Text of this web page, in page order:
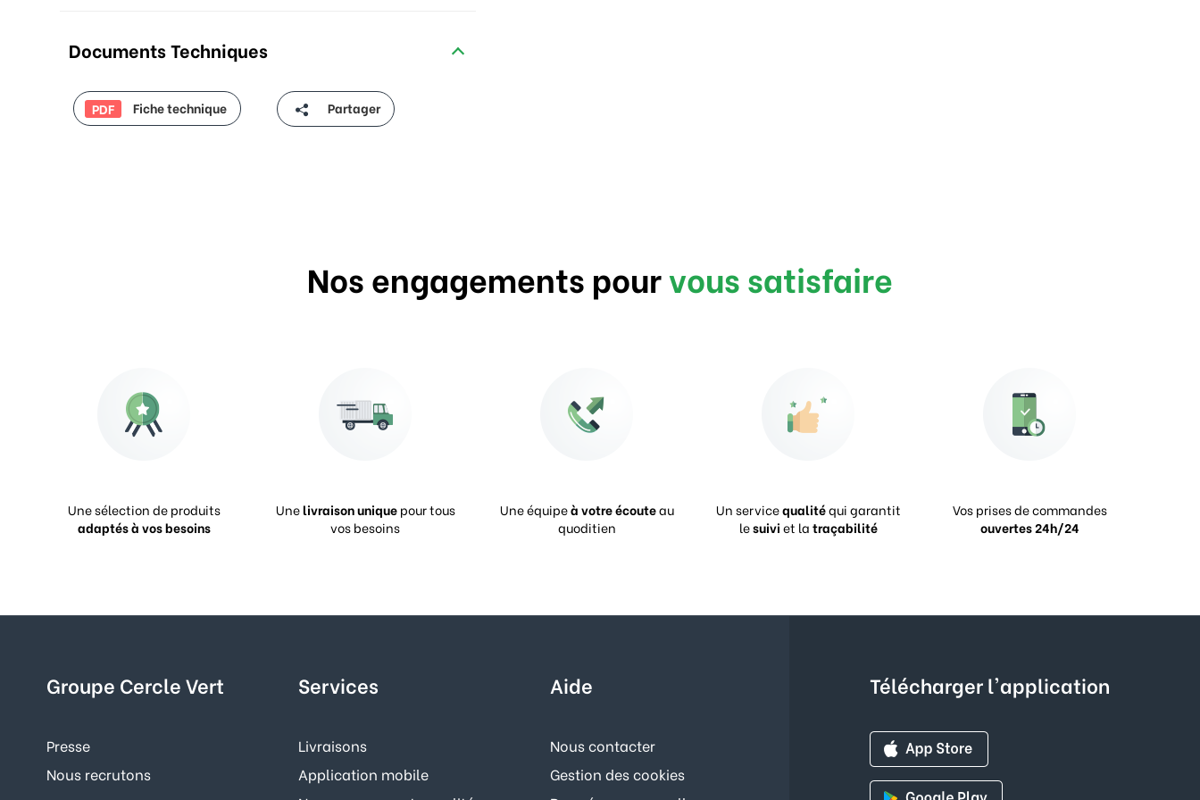
Documents Techniques
PDF Fiche technique Partager
Nos engagements pourvous satisfaire
Une sélection de produits
adaptés à vos besoins
Unelivraison uniquepour tous
vos besoins
Une équipeà votre écouteau
quoditien
Un servicequalitéqui garantit
lesuiviet latraçabilité
Vos prises de commandes
ouvertes 24h/24
Groupe Cercle Vert
Presse
Nous recrutons
Services
Livraisons
Application mobile
Aide
Nous contacter
Gestion des cookies
Télécharger l'application